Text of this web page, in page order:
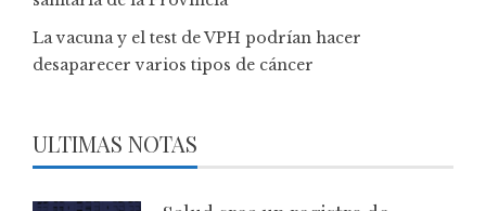
La vacuna y el test de VPH podrían hacer
desaparecer varios tipos de cáncer
ULTIMAS NOTAS